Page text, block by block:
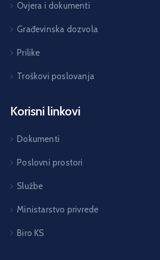
Ovjera i dokumenti
Građevinska dozvola
Prilike
Troškovi poslovanja
Korisni linkovi
Dokumenti
Poslovni prostori
Službe
Ministarstvo privrede
Biro KS